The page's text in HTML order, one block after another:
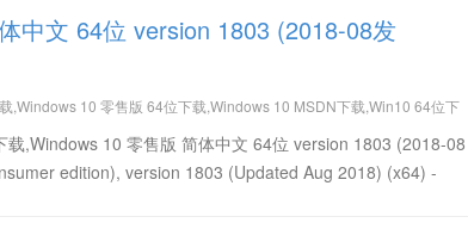
中文 64位 version 1803 (2018-08发
,Windows 10 零售版 64位下载,Windows 10 MSDN下载,Win10 64位下
,Windows 10 零售版 简体中文 64位 version 1803 (2018-08
edition), version 1803 (Updated Aug 2018) (x64) -